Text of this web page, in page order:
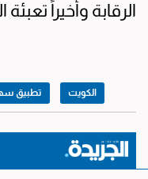
الرقابة وأخيراً تعبئة
الكويت تطبيق